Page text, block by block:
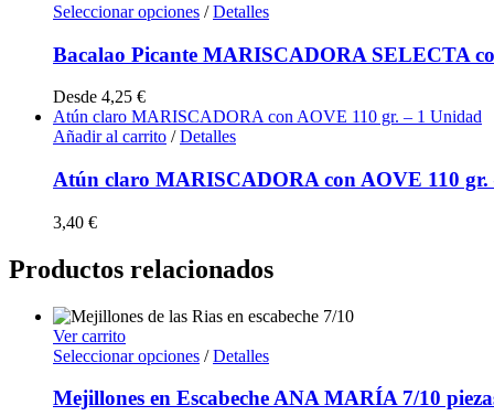
Seleccionar opciones / Detalles
Bacalao Picante MARISCADORA SELECTA
Desde 4,25 €
Atún claro MARISCADORA con AOVE 110 gr. – 1 Unidad
Añadir al carrito / Detalles
Atún claro MARISCADORA con AOVE 110 gr.
3,40 €
Productos relacionados
Ver carrito
Seleccionar opciones / Detalles
Mejillones en Escabeche ANA MARÍA 7/10